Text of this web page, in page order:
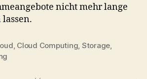
nicht mehr lange
Cloud Computing Storage